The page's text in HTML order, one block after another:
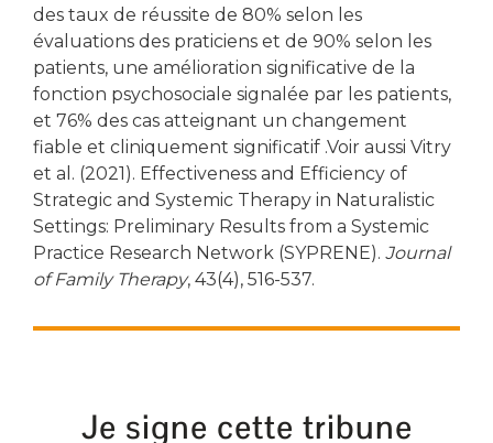
des taux de réussite de 80% selon les
évaluations des praticiens et de 90% selon les
patients, une amélioration significative de la
fonction psychosociale signalée par les patients,
et 76% des cas atteignant un changement
fiable et cliniquement significatif .Voir aussi Vitry
et al. (2021). Effectiveness and Efficiency of
Strategic and Systemic Therapy in Naturalistic
Settings: Preliminary Results from a Systemic
Practice Research Network (SYPRENE). Journal
of Family Therapy, 43(4), 516-537.
Je signe cette tribune